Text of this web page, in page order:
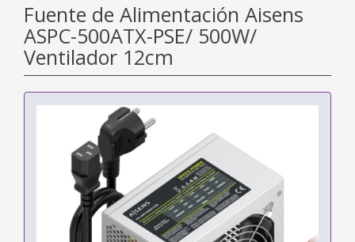
Fuente de Alimentación Aisens
ASPC-500ATX-PSE/ 500W/
Ventilador 12cm